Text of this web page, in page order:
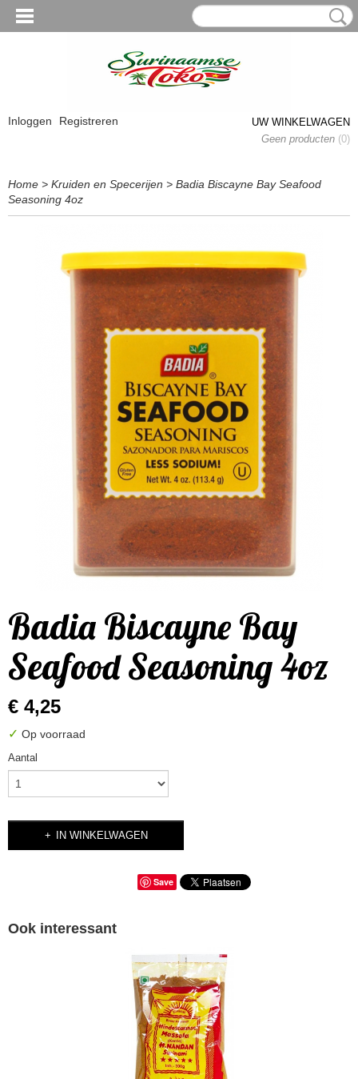
Inloggen Registreren
UW WINKELWAGEN
Geen producten (0)
Home > Kruiden en Specerijen > Badia Biscayne Bay Seafood
Seasoning 4oz
Badia Biscayne Bay
Seafood Seasoning 4oz
€ 4,25
✓ Op voorraad
Aantal
IN WINKELWAGEN
Save
Ook interessant